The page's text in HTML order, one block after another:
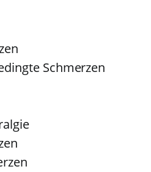
Schmerzen